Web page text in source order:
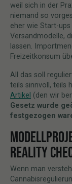
weil sich in der
niemand so
eher wie Start-
Versandmodelle,
lassen.
Freizeitkonsum
All das soll
teils sinnvoll, teils
Artikel (den wir
Gesetz wurde
festgezogen
REALITY
Wenn man